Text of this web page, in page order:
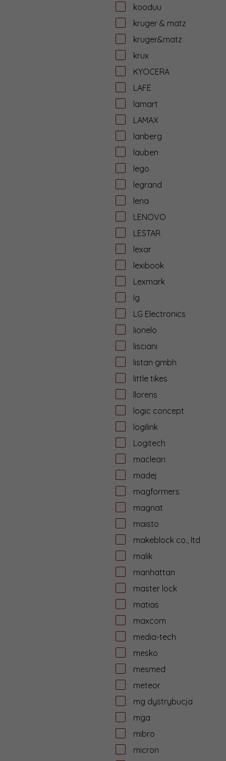
kooduu
kruger & matz
kruger&matz
krux
KYOCERA
LAFE
lamart
LAMAX
lanberg
lauben
lego
legrand
lena
LENOVO
LESTAR
lexar
lexibook
Lexmark
lg
LG Electronics
lionelo
lisciani
listan gmbh
little tikes
llorens
logic concept
logilink
Logitech
maclean
madej
magformers
magnat
maisto
makeblock co., ltd
malik
manhattan
master lock
matias
maxcom
media-tech
mesko
mesmed
meteor
mg dystrybucja
mga
mibro
micron